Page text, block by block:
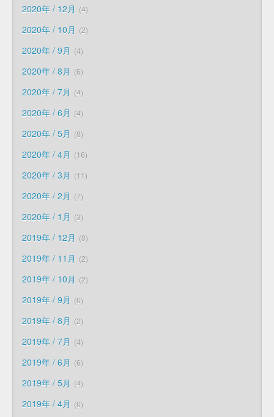
2020年 / 12月 4
2020年 / 10月 2
2020年 / 9月 4
2020年 / 8月 6
2020年 / 7月 4
2020年 / 6月 4
2020年 / 5月 8
2020年 / 4月 16
2020年 / 3月 11
2020年 / 2月 7
2020年 / 1月 3
2019年 / 12月 8
2019年 / 11月 2
2019年 / 10月 2
2019年 / 9月 6
2019年 / 8月 2
2019年 / 7月 4
2019年 / 6月 6
2019年 / 5月 4
2019年 / 4月 6